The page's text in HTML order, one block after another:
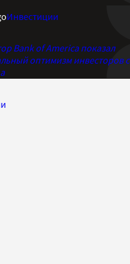
Инвестиции
Bank of America показал
оптимизм инвесторов с